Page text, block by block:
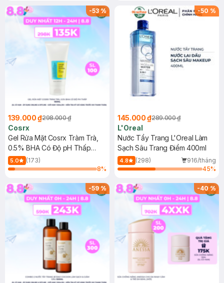
-53%
139.000 ₫298.000 ₫
Cosrx
Gel Rửa Mặt Cosrx Tràm Trà,
0.5% BHA Có Độ pH Thấp
150ml
5.0
(173)
8%
-50 %
145.000 ₫289.000 ₫
L'Oreal
Nước Tẩy Trang L'Oreal Làm
Sạch Sâu Trang Điểm 400ml
4.8 (298)
916/tháng
45%
-59% -40%